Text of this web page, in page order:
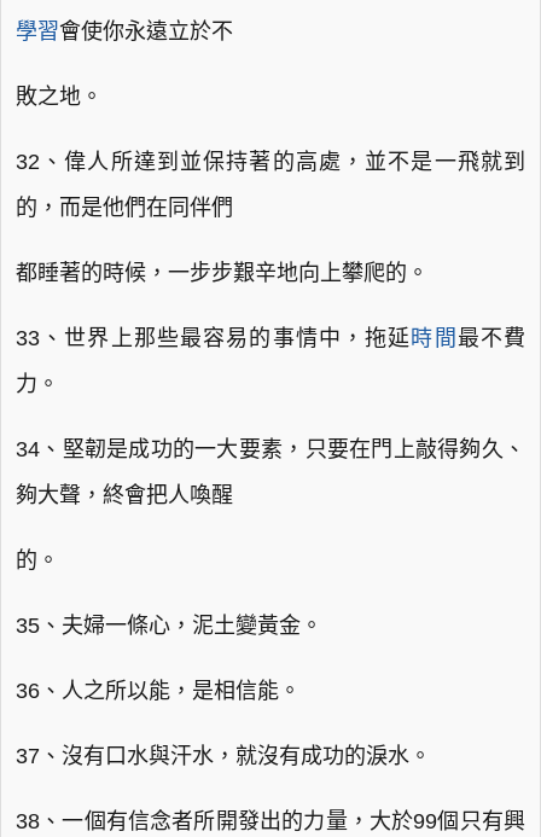
學習會使你永遠立於不
敗之地。
32、偉人所達到並保持著的高處，並不是一飛就到
的，而是他們在同伴們
都睡著的時候，一步步艱辛地向上攀爬的。
33、世界上那些最容易的事情中，拖延時間最不費
力。
34、堅韌是成功的一大要素，只要在門上敲得夠久、
夠大聲，終會把人喚醒
的。
35、夫婦一條心，泥土變黃金。
36、人之所以能，是相信能。
37、沒有口水與汗水，就沒有成功的淚水。
38、一個有信念者所開發出的力量，大於99個只有興